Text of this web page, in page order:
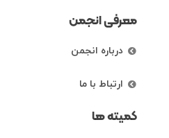
معرفی انجمن
درباره انجمن
ارتباط با ما
کمیته ها